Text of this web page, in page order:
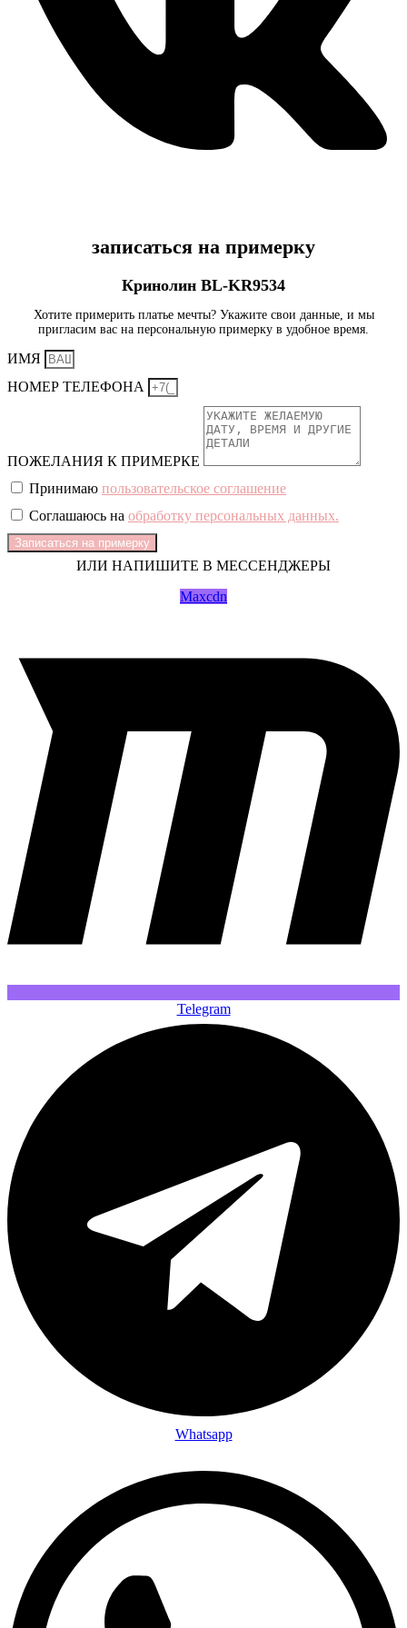
записаться на примерку
Кринолин BL-KR9534
Хотите примерить платье мечты? Укажите свои данные, и мы
пригласим вас на персональную примерку в удобное время.
ИМЯ
НОМЕР ТЕЛЕФОНА
ПОЖЕЛАНИЯ К ПРИМЕРКЕ
Принимаю пользовательское соглашение
Соглашаюсь на обработку персональных данных.
Записаться на примерку
ИЛИ НАПИШИТЕ В МЕССЕНДЖЕРЫ
Maxcdn
Telegram
Whatsapp